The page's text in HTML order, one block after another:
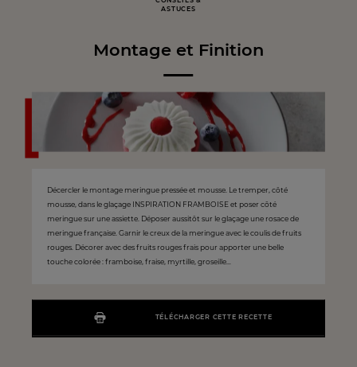
ASTUCES
Montage et Finition
TÉLÉCHARGER CETTE RECETTE
Décercler le montage meringue pressée et mousse. Le tremper, côté
mousse, dans le glaçage INSPIRATION FRAMBOISE et poser côté
meringue sur une assiette. Déposer aussitôt sur le glaçage une rosace de
meringue française. Garnir le creux de la meringue avec le coulis de fruits
rouges. Décorer avec des fruits rouges frais pour apporter une belle
touche colorée : framboise, fraise, myrtille, groseille…